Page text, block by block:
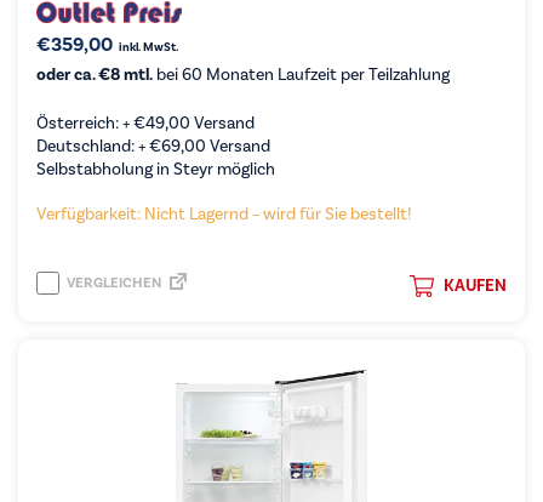
€359,00 inkl. MwSt.
oder ca. €8 mtl. bei 60 Monaten Laufzeit per Teilzahlung
Österreich: +€49,00 Versand
Deutschland: +€69,00 Versand
Selbstabholung in Steyr möglich
Verfügbarkeit: Nicht Lagernd – wird für Sie bestellt!
KAUFEN
VERGLEICHEN